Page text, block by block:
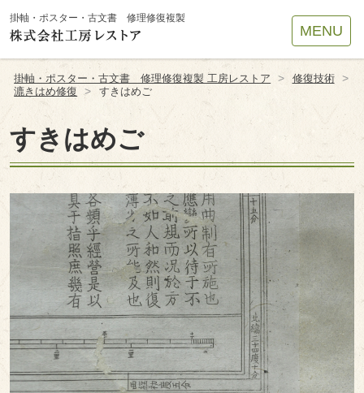
掛軸・ポスター・古文書 修理修復複製
MENU
掛軸・ポスター・古文書 修理修復複製 工房レストア > 修復技術 >
漉きはめ修復 > すきはめご
すきはめご
Site
Footer